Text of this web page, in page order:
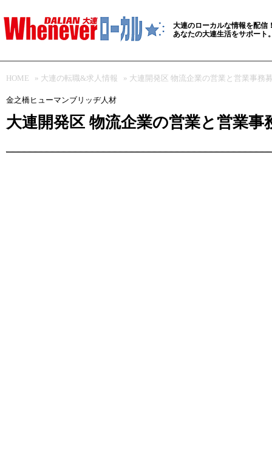
大連のローカルな情報を配信
あなたの大連生活をサポート
HOME » 大連の転職&求人情報 » 大連開発区 物流企業の営業と営業事務
金之橋ヒューマンブリッヂ人材
大連開発区 物流企業の営業と営業事